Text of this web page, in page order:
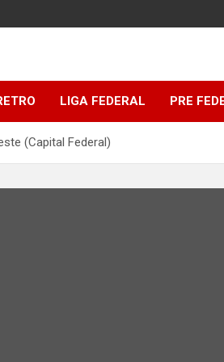
LIGA FEDERAL PRE
(Capital Federal)